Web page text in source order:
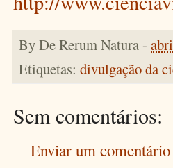
ByDe Rerum Natura-
Etiquetas: divulgação da
Sem comentários:
Enviar um comentário